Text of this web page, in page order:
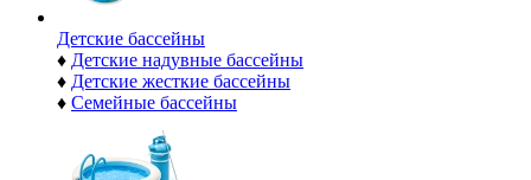
Детские бассейны
♦ Детские надувные бассейны
♦ Детские жесткие бассейны
♦ Семейные бассейны